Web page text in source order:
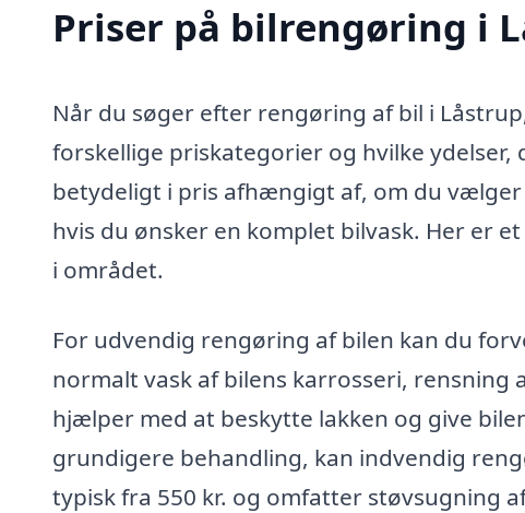
Priser på bilrengøring i
Når du søger efter rengøring af bil i
forskellige priskategorier og hvilke
betydeligt i pris afhængigt af, om du
hvis du ønsker en komplet bilvask. Her er
i området.
For udvendig rengøring af bilen kan du
normalt vask af bilens karrosseri,
hjælper med at beskytte lakken og give
grundigere behandling, kan indvendig
typisk fra 550 kr. og omfatter støvsugning